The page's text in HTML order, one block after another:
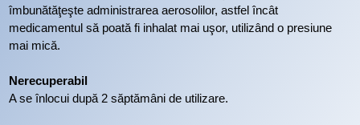
îmbunătăţeşte administrarea aerosolilor, astfel încât
medicamentul să poată fi inhalat mai uşor, utilizând o presiune
mai mică.
Nerecuperabil
A se înlocui după 2 săptămâni de utilizare.